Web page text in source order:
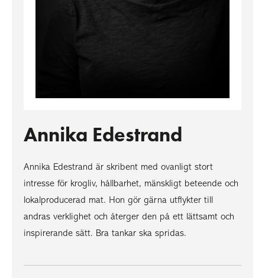
Annika Edestrand
Annika Edestrand är skribent med ovanligt stort
intresse för krogliv, hållbarhet, mänskligt beteende och
lokalproducerad mat. Hon gör gärna utflykter till
andras verklighet och återger den på ett lättsamt och
inspirerande sätt. Bra tankar ska spridas.